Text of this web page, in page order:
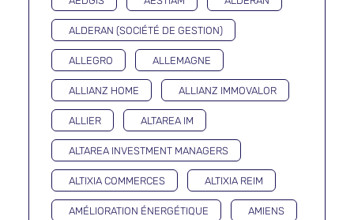
ALDERAN (SOCIÉTÉ DE GESTION)
ALLEGRO ALLEMAGNE
ALLIANZ HOME ALLIANZ IMMOVALOR
ALLIER ALTAREA IM
ALTAREA INVESTMENT MANAGERS
ALTIXIA COMMERCES ALTIXIA REIM
AMÉLIORATION ÉNERGÉTIQUE AMIENS